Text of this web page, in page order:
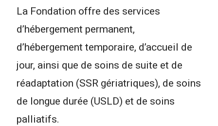
La Fondation offre des services
d’hébergement permanent,
d’hébergement temporaire, d’accueil de
jour, ainsi que de soins de suite et de
réadaptation (SSR gériatriques), de soins
de longue durée (USLD) et de soins
palliatifs.